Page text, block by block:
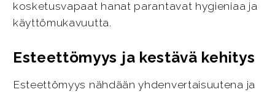
kosketusvapaat hanat parantavat hygieniaa ja
käyttömukavuutta.
Esteettömyys ja kestävä kehitys
Esteettömyys nähdään yhdenvertaisuutena ja